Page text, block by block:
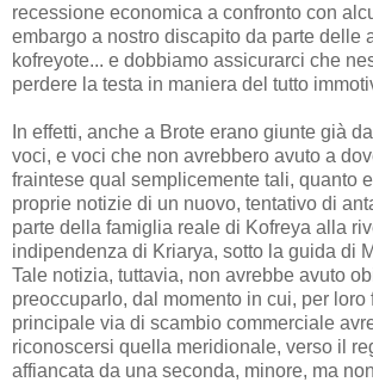
recessione economica a confronto con
embargo a nostro discapito da parte delle
kofreyote... e dobbiamo assicurarci che
perdere la testa in maniera del tutto
In effetti, anche a Brote erano giunte già
voci, e voci che non avrebbero avuto a
fraintese qual semplicemente tali, quanto
proprie notizie di un nuovo, tentativo di
parte della famiglia reale di Kofreya alla
indipendenza di Kriarya, sotto la guida di
Tale notizia, tuttavia, non avrebbe avuto
preoccuparlo, dal momento in cui, per loro
principale via di scambio commerciale
riconoscersi quella meridionale, verso il
affiancata da una seconda, minore, ma